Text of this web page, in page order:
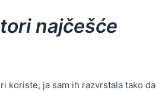
najčešće
koriste, ja sam ih razvrstala tako da